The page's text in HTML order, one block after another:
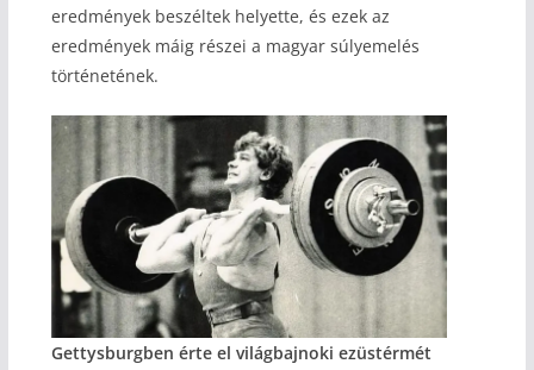
eredmények beszéltek helyette, és ezek az
eredmények máig részei a magyar súlyemelés
történetének.
Gettysburgben érte el világbajnoki ezüstérmét